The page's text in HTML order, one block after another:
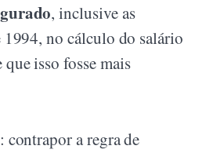
, inclusive as
no cálculo do salário
isso fosse mais
a regra de